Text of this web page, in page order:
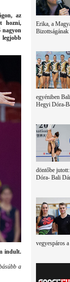
az
hozni,
nagyon
indult.
a
Erika, a
Bizottságának
egyéniben
Hegyi Dóra-
döntőbe
Dóra- Bali
vegyespáros